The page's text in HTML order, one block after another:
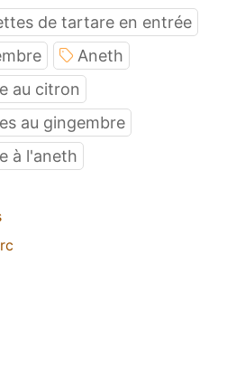
de tartare en entrée
Aneth
au citron
au gingembre
à l'aneth